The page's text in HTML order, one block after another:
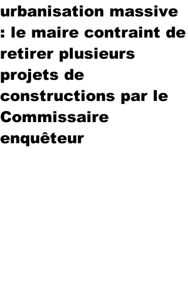
urbanisation massive
: le maire contraint de
retirer plusieurs
projets de
constructions par le
Commissaire
enquêteur